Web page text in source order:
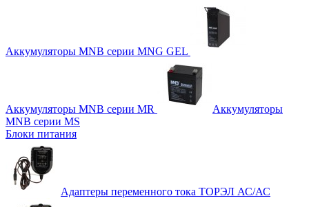
Аккумуляторы MNB серии MNG GEL
Аккумуляторы MNB серии MR
Аккумуляторы
MNB серии MS
Блоки питания
Адаптеры переменного тока ТОРЭЛ АС/АС